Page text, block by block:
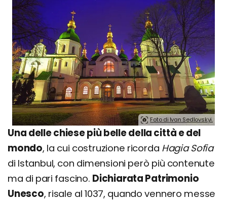
Foto di Ivan Sedlovskyi.
Una delle chiese più belle della città e del
mondo, la cui costruzione ricorda Hagia Sofia
di Istanbul, con dimensioni però più contenute
ma di pari fascino. Dichiarata Patrimonio
Unesco, risale al 1037, quando vennero messe